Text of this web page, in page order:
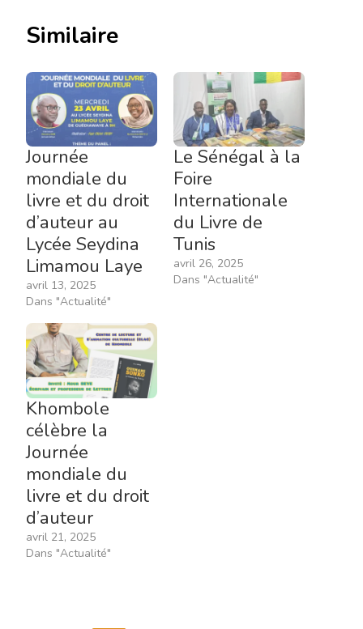
Similaire
Journée
mondiale du
livre et du droit
d’auteur au
Lycée Seydina
Limamou Laye
avril 13, 2025
Dans "Actualité"
Le Sénégal à la
Foire
Internationale
du Livre de
Tunis
avril 26, 2025
Dans "Actualité"
Khombole
célèbre la
Journée
mondiale du
livre et du droit
d’auteur
avril 21, 2025
Dans "Actualité"